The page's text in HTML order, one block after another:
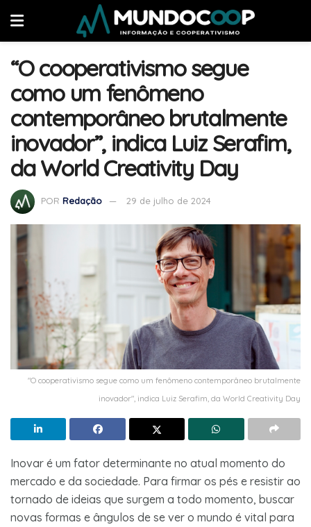
“O cooperativismo segue
como um fenômeno
contemporâneo brutalmente
inovador”, indica Luiz Serafim,
da World Creativity Day
POR Redação 29 de julho de 2024
"O cooperativismo segue como um fenômeno contemporâneo brutalmente
inovador", indica Luiz Serafim, da World Creativity Day
Inovar é um fator determinante no atual momento do
mercado e da sociedade. Para firmar os pés e resistir ao
tornado de ideias que surgem a todo momento, buscar
novas formas e ângulos de se ver o mundo é vital para